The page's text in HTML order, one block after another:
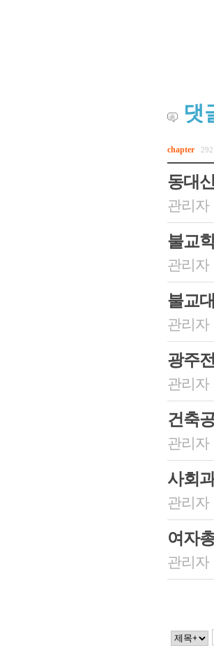
댓
chapter
동대
관리자
불교
관리자
불교
관리자
광주
관리자
건축
관리자
사회
관리자
여자
관리자